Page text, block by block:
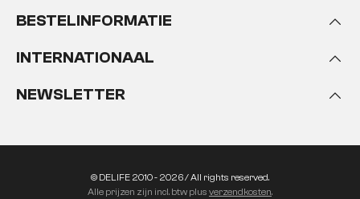
BESTELINFORMATIE
INTERNATIONAAL
NEWSLETTER
© DELIFE 2010 - 2026 / All rights reserved.
Alle prijzen zijn incl. btw plus verzendkosten.